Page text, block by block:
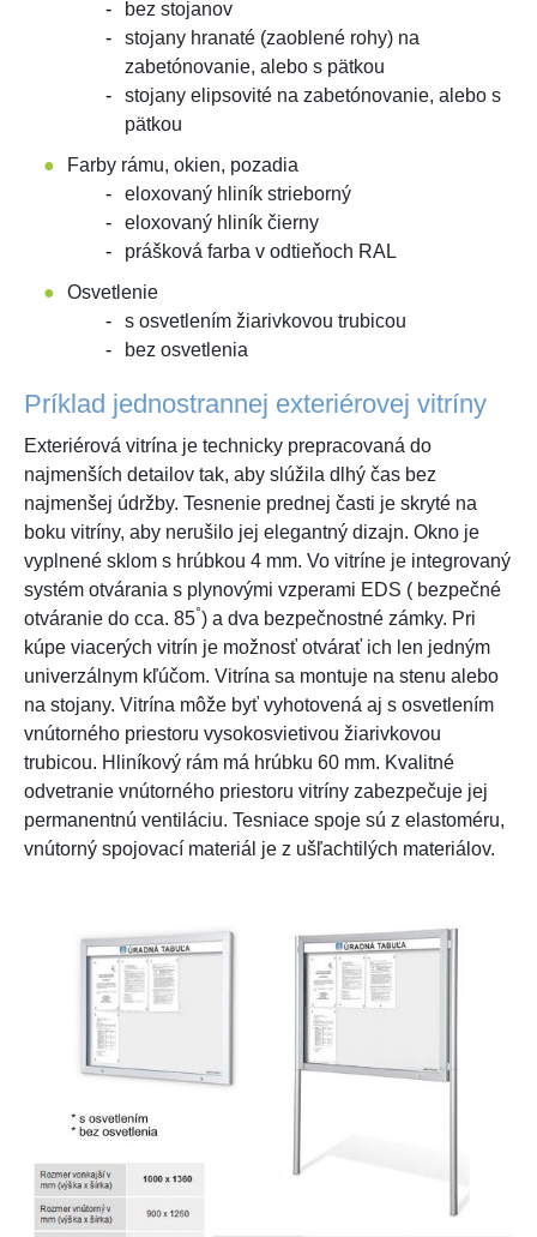
bez stojanov
stojany hranaté (zaoblené rohy) na
zabetónovanie, alebo s pätkou
stojany elipsovité na zabetónovanie, alebo s
pätkou
Farby rámu, okien, pozadia
eloxovaný hliník strieborný
eloxovaný hliník čierny
prášková farba v odtieňoch RAL
Osvetlenie
s osvetlením žiarivkovou trubicou
bez osvetlenia
Príklad jednostrannej exteriérovej vitríny
Exteriérová vitrína je technicky prepracovaná do
najmenších detailov tak, aby slúžila dlhý čas bez
najmenšej údržby. Tesnenie prednej časti je skryté na
boku vitríny, aby nerušilo jej elegantný dizajn. Okno je
vyplnené sklom s hrúbkou 4 mm. Vo vitríne je integrovaný
systém otvárania s plynovými vzperami EDS ( bezpečné
otváranie do cca. 85°) a dva bezpečnostné zámky. Pri
kúpe viacerých vitrín je možnosť otvárať ich len jedným
univerzálnym kľúčom. Vitrína sa montuje na stenu alebo
na stojany. Vitrína môže byť vyhotovená aj s osvetlením
vnútorného priestoru vysokosvietivou žiarivkovou
trubicou. Hliníkový rám má hrúbku 60 mm. Kvalitné
odvetranie vnútorného priestoru vitríny zabezpečuje jej
permanentnú ventiláciu. Tesniace spoje sú z elastoméru,
vnútorný spojovací materiál je z ušľachtilých materiálov.